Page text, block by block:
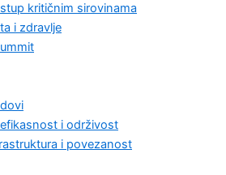
kritičnim sirovinama
i zdravlje
i održivost
i povezanost